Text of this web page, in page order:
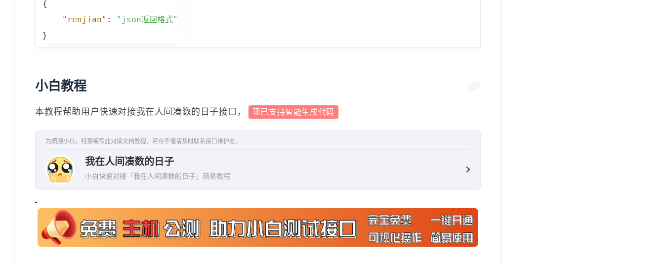
{
"renjian" :
"json返回格式"
}
小白教程
本教程帮助用户快速对接我在人间凑数的日子接口， 现已支持智能生成代码
为照顾小白，特意编写此对接文档教程，若有不懂请及时联系接口维护者。
我在人间凑数的日子
小白快速对接「我在人间凑数的日子」简易教程